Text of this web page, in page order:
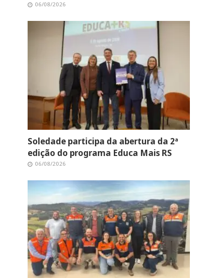
06/08/2026
Soledade participa da abertura da 2ª
edição do programa Educa Mais RS
06/08/2026